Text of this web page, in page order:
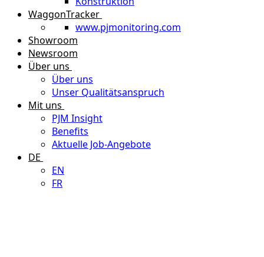
WaggonTracker
www.pjmonitoring.com
Showroom
Newsroom
Über uns
Über uns
Unser Qualitätsanspruch
Mit uns
PJM Insight
Benefits
Aktuelle Job-Angebote
DE
EN
FR